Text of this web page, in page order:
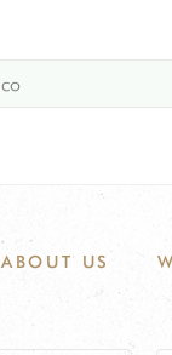
ABOUT US